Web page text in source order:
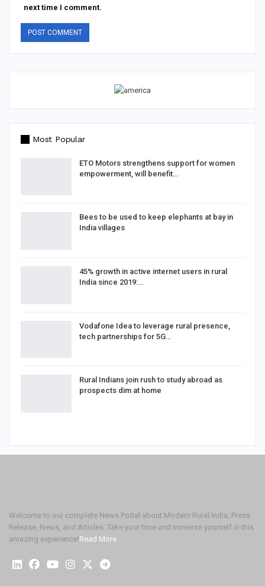
next time I comment.
Most Popular
ETO Motors strengthens support for women
empowerment, will benefit…
Bees to be used to keep elephants at bay in
India villages
45% growth in active internet users in rural
India since 2019:…
Vodafone Idea to leverage rural presence,
tech partnerships for 5G…
Rural Indians join rush to study abroad as
prospects dim at home
Welcome to our complete News Portal about Modern Rural India, Press
Release, News, and Articles. Take your time and immerse yourself in this
amazing experience!Read More..